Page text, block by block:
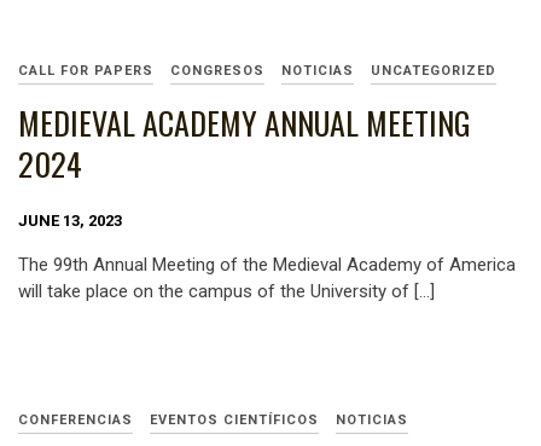
CALL FOR PAPERS CONGRESOS NOTICIAS UNCATEGORIZED
MEDIEVAL ACADEMY ANNUAL MEETING
2024
JUNE 13, 2023
The 99th Annual Meeting of the Medieval Academy of America
will take place on the campus of the University of […]
CONFERENCIAS EVENTOS CIENTÍFICOS NOTICIAS